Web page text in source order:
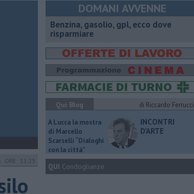
ORE 11:25
DOMANI AVVENNE
​Benzina, gasolio, gpl, ecco dove
risparmiare
Qui Blog
di Riccardo Ferrucci
A Lucca la mostra
di Marcello
Scarselli “Dialoghi
con la città"
INCONTRI
D'ARTE
QUI Condoglianze